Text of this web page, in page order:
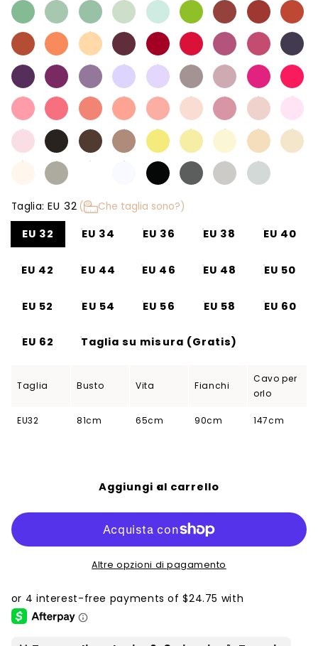
Taglia:EU 32 ( Che taglia sono?)
EU 32 EU 34 EU 36 EU 38 EU 40
EU 42 EU 44 EU 46 EU 48 EU 50
EU 52 EU 54 EU 56 EU 58 EU 60
EU 62 Taglia su misura (Gratis)
Taglia Busto Vita Fianchi
Cavo per
orlo
EU32 81cm 65cm 90cm 147cm
Aggiungi al carrello
Altre opzioni di pagamento